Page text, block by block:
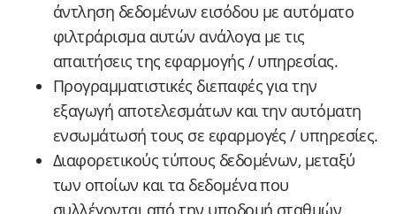
άντληση δεδομένων εισόδου με αυτόματο
φιλτράρισμα αυτών ανάλογα με τις
απαιτήσεις της εφαρμογής / υπηρεσίας.
Προγραμματιστικές διεπαφές για την
εξαγωγή αποτελεσμάτων και την αυτόματη
ενσωμάτωσή τους σε εφαρμογές / υπηρεσίες.
Διαφορετικούς τύπους δεδομένων, μεταξύ
των οποίων και τα δεδομένα που